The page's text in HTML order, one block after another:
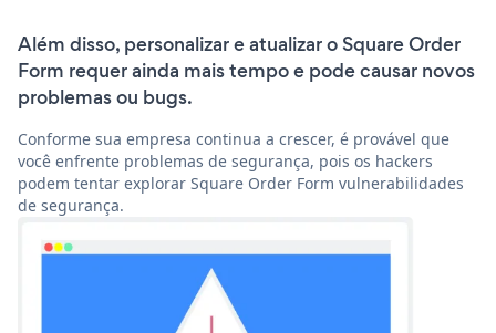
Além disso, personalizar e atualizar o Square Order
Form requer ainda mais tempo e pode causar novos
problemas ou bugs.
Conforme sua empresa continua a crescer, é provável que
você enfrente problemas de segurança, pois os hackers
podem tentar explorar Square Order Form vulnerabilidades
de segurança.